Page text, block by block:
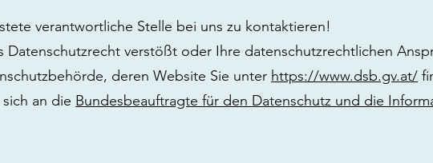
verantwortliche Stelle bei uns zu kontaktieren!
verstößt oder Ihre datenschutzrechtlichen
deren Website Sie unter https://www.dsb.gv.at/
an die Bundesbeauftragte für den Datenschutz und die